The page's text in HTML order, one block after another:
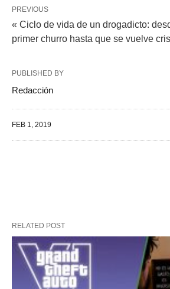
PREVIOUS
« Ciclo de vida de un drogadicto:
primer churro hasta que se vuelve
PUBLISHED BY
Redacción
FEB 1, 2019
RELATED POST